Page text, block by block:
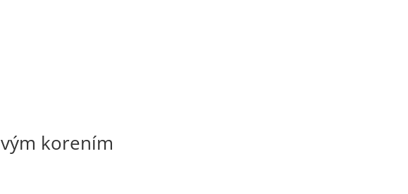
korením